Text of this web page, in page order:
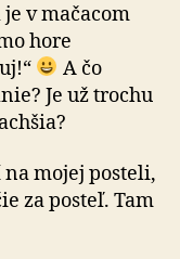
v mačacom
hore
A čo
Je už trochu
na mojej posteli,
za posteľ. Tam